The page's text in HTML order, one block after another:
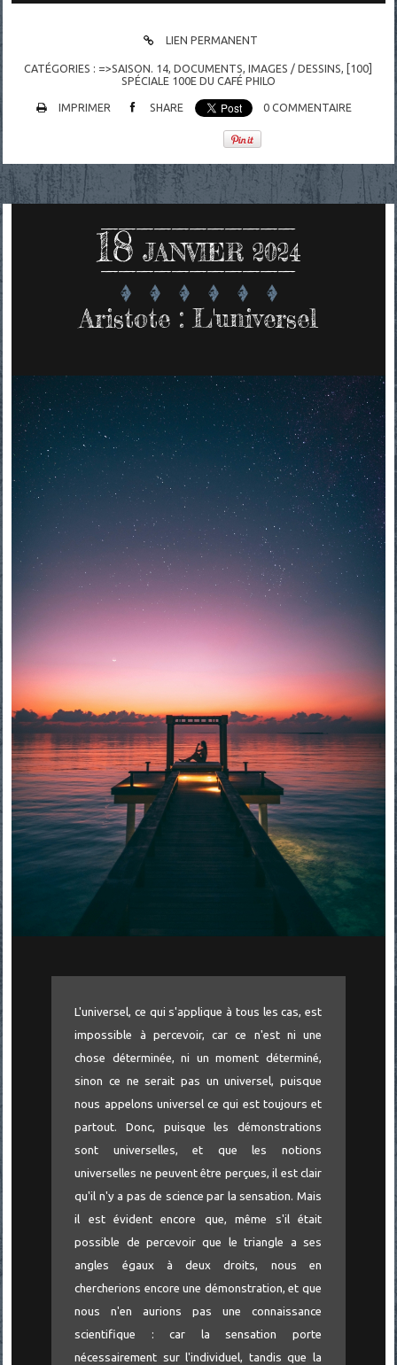
LIEN PERMANENT
CATÉGORIES : =>SAISON. 14,DOCUMENTS,IMAGES / DESSINS,
[100]
SPÉCIALE 100E DU CAFÉ PHILO
IMPRIMER SHARE 0 COMMENTAIRE
18 JANVIER 2024
Aristote : L'universel
L'universel, ce qui s'applique à tous les cas, est
impossible à percevoir, car ce n'est ni une
chose déterminée, ni un moment déterminé,
sinon ce ne serait pas un universel, puisque
nous appelons universel ce qui est toujours et
partout. Donc, puisque les démonstrations
sont universelles, et que les notions
universelles ne peuvent être perçues, il est clair
qu'il n'y a pas de science par la sensation. Mais
il est évident encore que, même s'il était
possible de percevoir que le triangle a ses
angles égaux à deux droits, nous en
chercherions encore une démonstration, et que
nous n'en aurions pas une connaissance
scientifique : car la sensation porte
nécessairement sur l'individuel, tandis que la